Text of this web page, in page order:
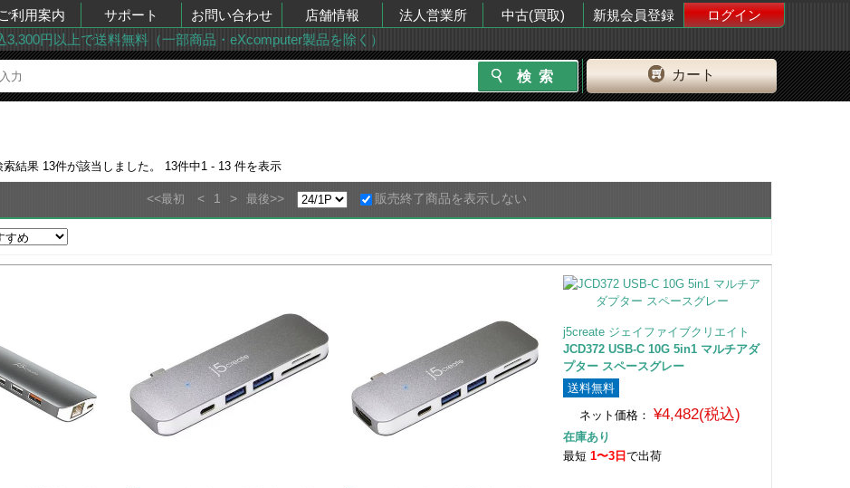
ご利用案内 サポート お問い合わせ 店舗情報 法人営業所 中古(買取) 新規会員登録
ログイン
3,300円以上で送料無料（一部商品・eXcomputer製品を除く）
カート
索結果 13件が該当しました。 13件中1 - 13 件を表示
<<最初 < 1 > 最後>> 販売終了商品を表示しない
j5create ジェイファイブクリエイト
JCD372 USB-C 10G 5in1 マルチアダ
プター スペースグレー
送料無料
ネット価格：
¥4,482(税込)
在庫あり
最短 1〜3日 で出荷